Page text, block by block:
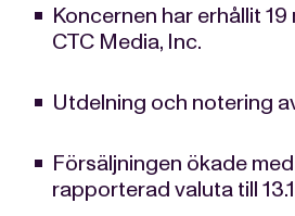
Koncernen har erhållit
CTC Media, Inc.
Utdelning och notering
Försäljningen ökade
rapporterad valuta till